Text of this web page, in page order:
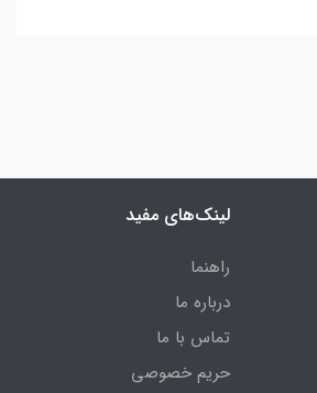
لینک‌های مفید
راهنما
درباره ما
تماس با ما
حریم خصوصی